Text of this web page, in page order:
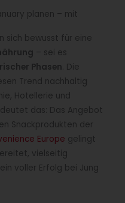
planen – mit
sich bewusst für eine
– sei es
Phasen . Die
Trend nachhaltig
Hotellerie und
das: Das Angebot
Snackprodukten der
Europe gelingt
vielseitig
voller Erfolg bei Jung